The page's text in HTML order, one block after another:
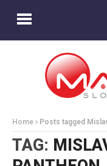
Home Posts tagged
TAG: